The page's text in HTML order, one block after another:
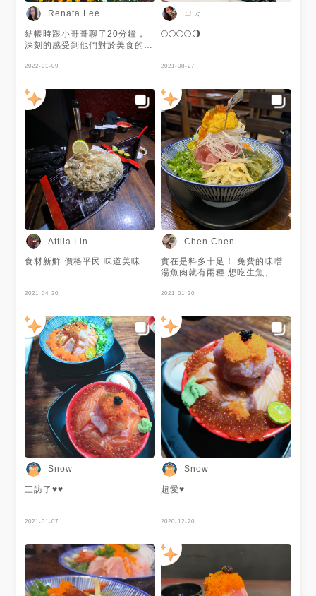
Renata Lee
結帳時跟小哥哥聊了20分鐘，
深刻的感受到他們對於美食的努
新鮮，用料大膽，光是免費的味
在高租金跟惡意酸民之下認真服
務的佛系好店，需要大家多支持
🤍
2022-01-09
ㄩㄊ
🌕🌕🌕🌕🌖
2021-08-27
Attila Lin
食材新鮮 價格平民 味道美味
2021-04-30
Chen Chen
實在是料多十足！ 免費的味噌
湯魚肉就有兩種 想吃生魚、熟
餐系列真的吃飽飽 一個人500有
2021-01-30
Snow
三訪了♥♥
2021-01-07
Snow
超愛♥
2020-12-20